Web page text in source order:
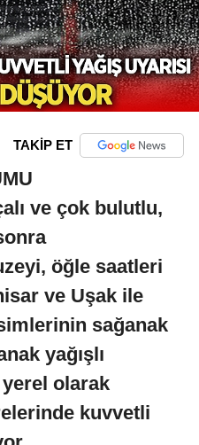
TAKİP ET
ve çok bulutlu,
öğle saatleri
ve Uşak ile
sağanak
yağışlı
yerel olarak
kuvvetli